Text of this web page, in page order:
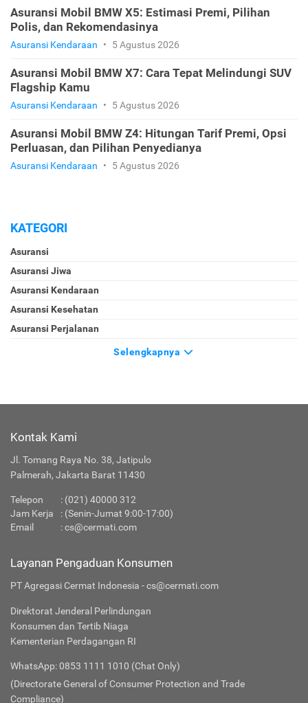
Asuransi Mobil BMW X5: Estimasi Premi, Pilihan
Polis, dan Rekomendasinya
Asuransi Kendaraan • 5 Agustus 2026
Asuransi Mobil BMW X7: Cara Tepat Melindungi SUV
Flagship Kamu
Asuransi Kendaraan • 5 Agustus 2026
Asuransi Mobil BMW Z4: Hitungan Tarif Premi, Opsi
Perluasan, dan Pilihan Penyedianya
Asuransi Kendaraan • 5 Agustus 2026
KATEGORI
Asuransi
Asuransi Jiwa
Asuransi Kendaraan
Asuransi Kesehatan
Asuransi Perjalanan
Selengkapnya
Kontak Kami
Jl. Tomang Raya No. 38, Jatipulo
Palmerah, Jakarta Barat 11430
Telepon : (021) 40000 312
Jam Kerja
: (Senin-Jumat 9:00-17:00)
Email
:cs@cermati.com
Layanan Pengaduan Konsumen
PT Agregasi Cermat Indonesia - cs@cermati.com
Direktorat Jenderal Perlindungan
Konsumen dan Tertib Niaga
Kementerian Perdagangan RI
WhatsApp: 0853 1111 1010 (Chat Only)
(Directorate General of Consumer Protection and Trade
Compliance)